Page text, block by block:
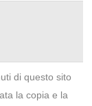
di questo sito
la copia e la